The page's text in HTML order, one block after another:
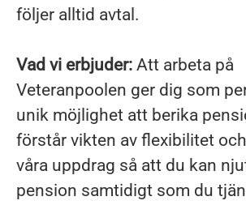
följer alltid avtal.
Vad vi erbjuder: Att arbeta på
Veteranpoolen ger dig som
unik möjlighet att berika
förstår vikten av flexibilitet
våra uppdrag så att du kan
pension samtidigt som du